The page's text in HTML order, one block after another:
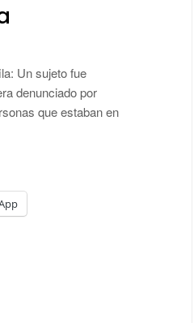
Un sujeto fue
denunciado por
que estaban en